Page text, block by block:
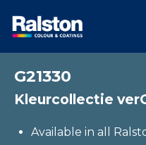
G21330
Kleurcollectie
Available in all